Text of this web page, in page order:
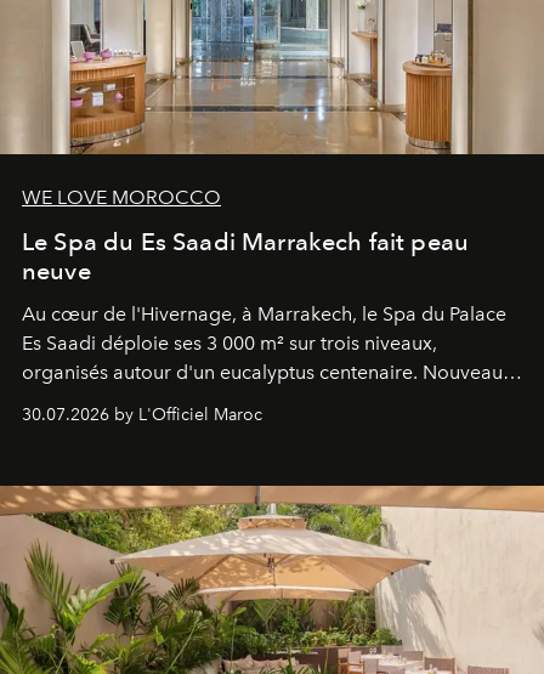
WE LOVE MOROCCO
Le Spa du Es Saadi Marrakech fait peau
neuve
Au cœur de l'Hivernage, à Marrakech, le Spa du Palace
Es Saadi déploie ses 3 000 m² sur trois niveaux,
organisés autour d'un eucalyptus centenaire. Nouveau
neuro-cosmétique, parcours thermal et studio dédié au
entièreté, entre science des émotions et rituels
reposants.
30.07.2026 by L'Officiel Maroc